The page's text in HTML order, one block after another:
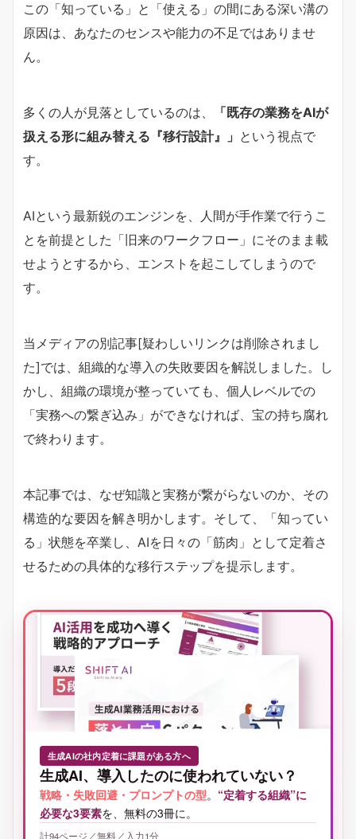
この「知っている」と「使える」の間にある深い溝の
原因は、あなたのセンスや能力の不足ではありませ
ん。
多くの人が見落としているのは、
「既存の業務をAIが
扱える形に組み替える『移行設計』」 という視点で
す。
AIという最新鋭のエンジンを、人間が手作業で行うこ
とを前提とした「旧来のワークフロー」にそのまま載
せようとするから、エンストを起こしてしまうので
す。
当メディアの別記事[疑わしいリンクは削除されまし
た]では、組織的な導入の失敗要因を解説しました。し
かし、組織の環境が整っていても、個人レベルでの
「実務への繋ぎ込み」ができなければ、宝の持ち腐れ
で終わります。
本記事では、なぜ知識と実務が繋がらないのか、その
構造的な要因を解き明かします。そして、「知ってい
る」状態を卒業し、AIを日々の「筋肉」として定着さ
せるための具体的な移行ステップを提示します。
生成AIの社内定着に課題がある方へ
生成AI、導入したのに使われていない？
戦略・失敗回避・プロンプトの型。 “定着する組織”に
必要な3要素を、無料の3冊に。
計94ページ／無料／入力1分